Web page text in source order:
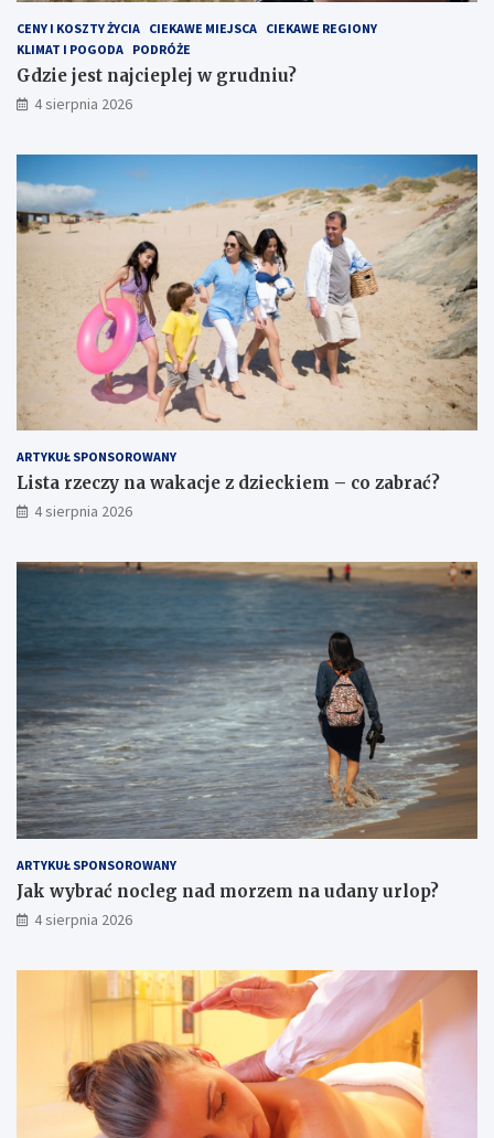
CENY I KOSZTY ŻYCIA CIEKAWE MIEJSCA CIEKAWE REGIONY
KLIMAT I POGODA PODRÓŻE
Gdzie jest najcieplej w grudniu?
4 sierpnia 2026
ARTYKUŁ SPONSOROWANY
Lista rzeczy na wakacje z dzieckiem – co zabrać?
4 sierpnia 2026
ARTYKUŁ SPONSOROWANY
Jak wybrać nocleg nad morzem na udany urlop?
4 sierpnia 2026